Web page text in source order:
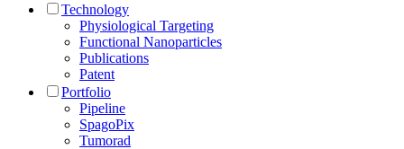
Technology
Physiological Targeting
Functional Nanoparticles
Publications
Patent
Portfolio
Pipeline
SpagoPix
Tumorad